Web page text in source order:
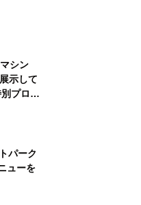
シン
示して
プログ
ーチ
パーク
ューを